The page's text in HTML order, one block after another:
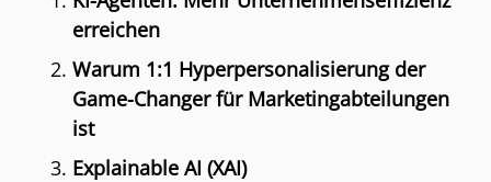
erreichen
Warum 1:1 Hyperpersonalisierung der
Game-Changer für Marketingabteilungen
ist
Explainable AI (XAI)